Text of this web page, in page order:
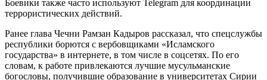
Боевики также часто используют Telegram для координации
террористических действий.
Ранее глава Чечни Рамзан Кадыров рассказал, что спецслужбы
республики борются с вербовщиками «Исламского
государства» в интернете, в том числе в соцсетях. По его
словам, к работе привлекаются лучшие мусульманские
богословы, получившие образование в университетах Сирии